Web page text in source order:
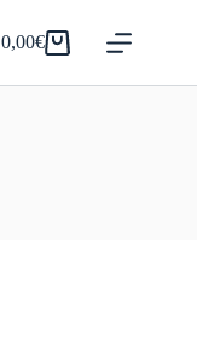
Carrello
0,00€